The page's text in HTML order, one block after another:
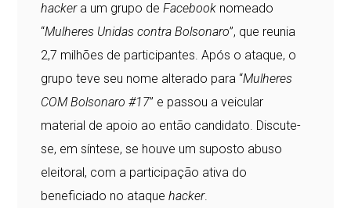
hackera um grupo deFacebook nomeado
“Mulheres Unidas contra Bolsonaro”, que reunia
2,7 milhões de participantes. Após o ataque, o
grupo teve seu nome alterado para “Mulheres
COM Bolsonaro #17” e passou a veicular
material de apoio ao então candidato. Discute-
se, em síntese, se houve um suposto abuso
eleitoral, com a participação ativa do
beneficiado no ataquehacker.